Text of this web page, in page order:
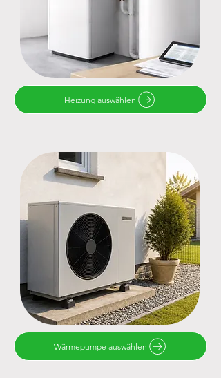
Heizung auswählen
Wärmepumpe auswählen